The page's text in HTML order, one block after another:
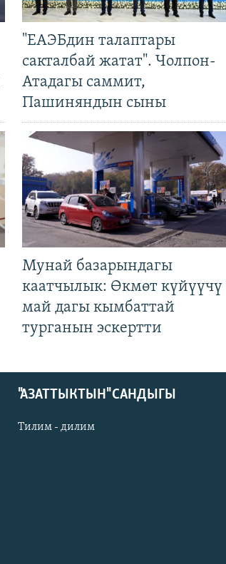
"ЕАЭБдин талаптары
сакталбай жатат". Чолпон-
Атадагы саммит,
Пашиняндын сыны
Мунай базарындагы
каатчылык: Өкмөт күйүүчү
май дагы кымбаттай
турганын эскертти
"АЗАТТЫКТЫН" САНДЫГЫ
Тилим - дилим